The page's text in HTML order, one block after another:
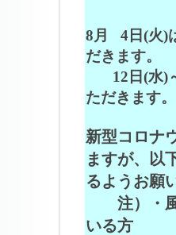
8月 4日(火)
だきます。
12日(水)～
ただきます。
新型コロナ
ますが、以
るようお願
注）・風
いる方